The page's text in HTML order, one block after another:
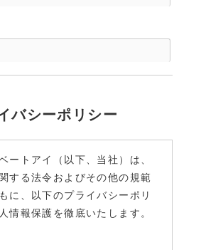
バシーポリシー
ートアイ（以下、当社）は、
する法令およびその他の規範
に、以下のプライバシーポリ
情報保護を徹底いたします。